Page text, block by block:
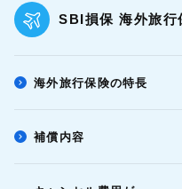
SBI損保 海外旅行
海外旅行保険の特長
補償内容